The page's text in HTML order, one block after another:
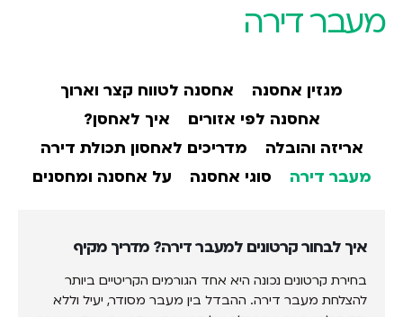
מעבר דירה
מגזין אחסנה
אחסנה לטווח קצר וארוך
אחסנה לפי אזורים
איך לאחסן?
אריזה והובלה
מדריכים לאחסון תכולת דירה
מעבר דירה
סוגי אחסנה על אחסנה ומחסנים
איך לבחור קרטונים למעבר דירה? מדריך מקיף
בחירת קרטונים נכונה היא אחד הגורמים הקריטיים ביותר
להצלחת מעבר דירה. ההבדל בין מעבר מסודר, יעיל וללא